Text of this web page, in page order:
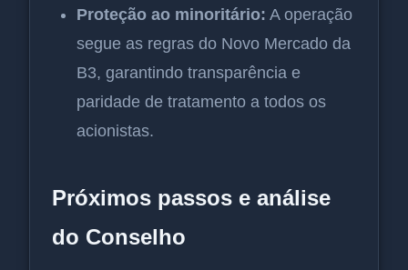
Proteção ao minoritário: A operação
segue as regras do Novo Mercado da
B3, garantindo transparência e
paridade de tratamento a todos os
acionistas.
Próximos passos e análise
do Conselho